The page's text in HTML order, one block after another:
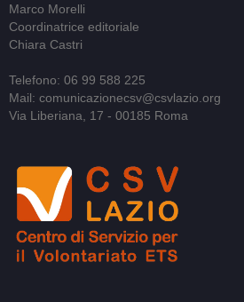
Marco Morelli
Coordinatrice editoriale
Chiara Castri
Telefono: 06 99 588 225
Mail: comunicazionecsv@csvlazio.org
Via Liberiana, 17 - 00185 Roma